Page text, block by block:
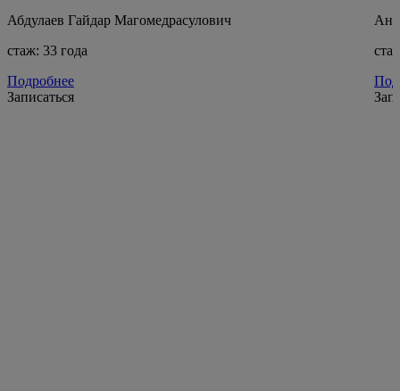
Абдулаев Гайдар Магомедрасулович
стаж: 33 года
Подробнее
Записаться